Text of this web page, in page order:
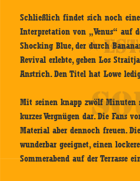
Schließlich findet sich noch
Interpretation von „Venus“ auf
Shocking Blue, der durch
Revival erlebte, geben Los
Anstrich. Den Titel hat Lowe
Mit seinen knapp zwölf Minuten
kurzes Vergnügen dar. Die Fans
Material aber dennoch freuen.
wunderbar geeignet, einen
Sommerabend auf der Terrasse